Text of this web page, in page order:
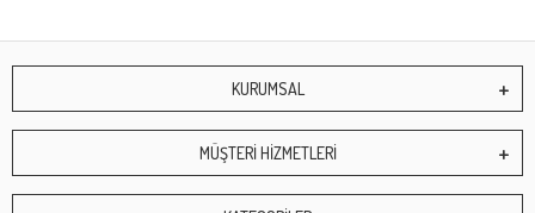
KURUMSAL
MÜŞTERİ HİZMETLERİ